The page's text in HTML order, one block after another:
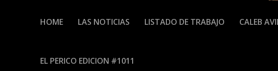
HOME LAS NOTICIAS LISTADO DE TRABAJO CALEB
EL PERICO EDICION #1011